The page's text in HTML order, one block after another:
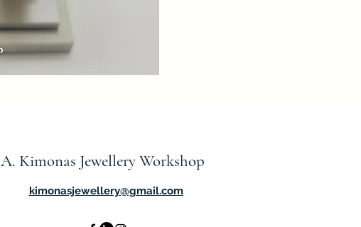
A. Kimonas Jewellery Workshop
kimonasjewellery@gmail.com